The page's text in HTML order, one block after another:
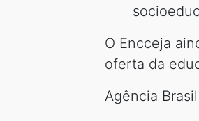
O Encceja
oferta da
Agência Brasil